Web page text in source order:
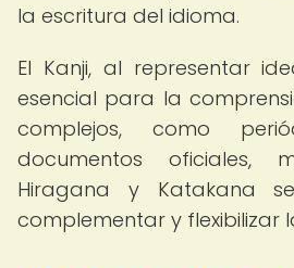
la escritura del idioma.
El Kanji, al representar
esencial para la
complejos, como
documentos oficiales,
Hiragana y Katakana
complementar y flexibilizar